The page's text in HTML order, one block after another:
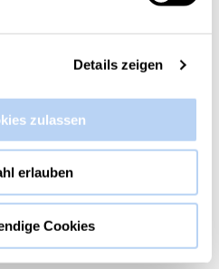
Details zeigen
zulassen
erlauben
Cookies